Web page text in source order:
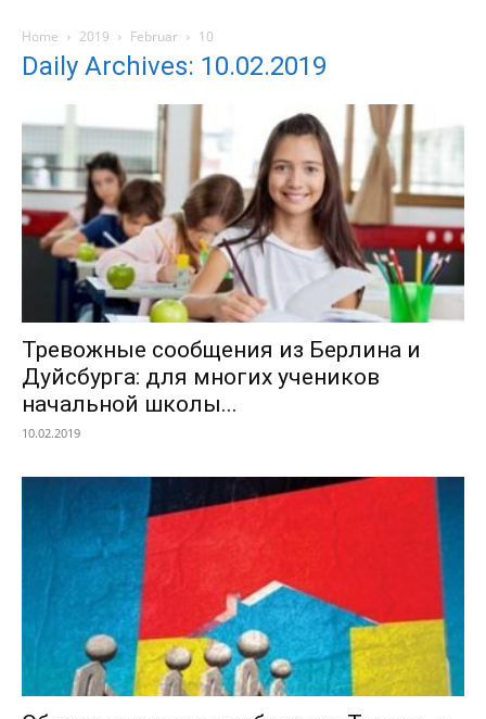
Home 2019 Februar 10
Daily Archives: 10.02.2019
Тревожные сообщения из Берлина и
Дуйсбурга: для многих учеников
начальной школы...
10.02.2019